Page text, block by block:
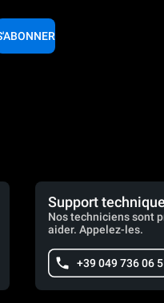
Support technique
Nos techniciens sont
aider. Appelez-les.
+39 049 736 06